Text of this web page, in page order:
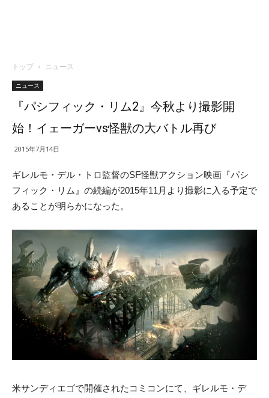
トップ ニュース
ニュース
『パシフィック・リム2』今秋より撮影開
始！イェーガーvs怪獣の大バトル再び
2015年7月14日
ギレルモ・デル・トロ監督のSF怪獣アクション映画『パシ
フィック・リム』の続編が2015年11月より撮影に入る予定で
あることが明らかになった。
米サンディエゴで開催されたコミコンにて、ギレルモ・デ